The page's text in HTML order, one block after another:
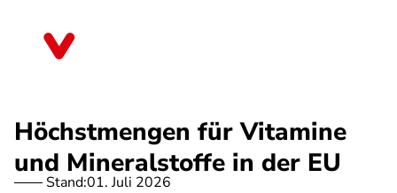
Höchstmengen für Vitamine
und Mineralstoffe in der EU
Stand:01. Juli 2026